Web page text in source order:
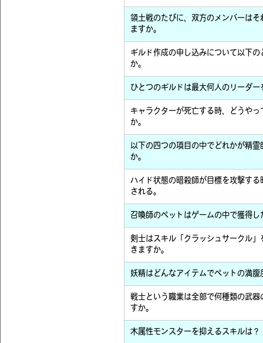
領土戦のたびに、双方のメンバーはそ
ますか。
ギルド作成の申し込みについて以下
か。
ひとつのギルドは最大何人のリーダー
キャラクターが死亡する時、どうや
か。
以下の四つの項目の中でどれかが精霊
か。
ハイド状態の暗殺師が目標を攻撃する
される。
召喚師のペットはゲームの中で獲得し
剣士はスキル「クラッシュサークル
きますか。
妖精はどんなアイテムでペットの満
戦士という職業は全部で何種類の武器
すか。
木属性モンスターを抑えるスキルは？